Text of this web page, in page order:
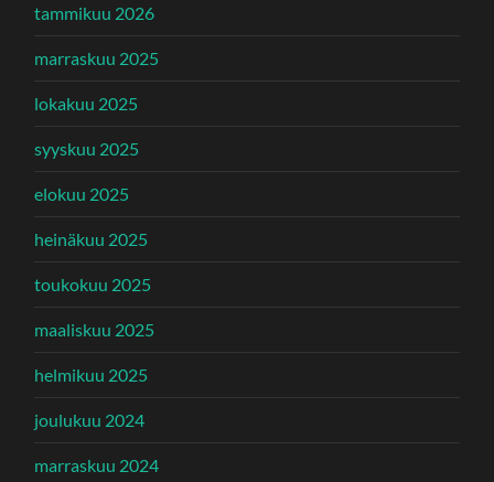
tammikuu 2026
marraskuu 2025
lokakuu 2025
syyskuu 2025
elokuu 2025
heinäkuu 2025
toukokuu 2025
maaliskuu 2025
helmikuu 2025
joulukuu 2024
marraskuu 2024